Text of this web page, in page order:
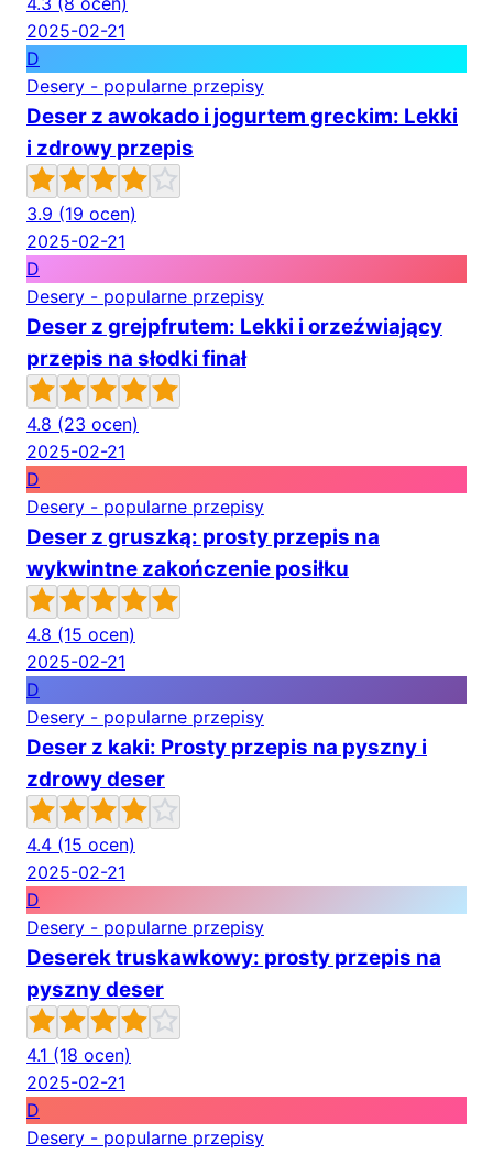
2025-02-21
D
Desery - popularne przepisy
Deser z awokado i jogurtem greckim: Lekki
i zdrowy przepis
3.9 (19 ocen)
2025-02-21
D
Desery - popularne przepisy
Deser z grejpfrutem: Lekki i orzeźwiający
przepis na słodki finał
4.8 (23 ocen)
2025-02-21
D
Desery - popularne przepisy
Deser z gruszką: prosty przepis na
wykwintne zakończenie posiłku
4.8 (15 ocen)
2025-02-21
D
Desery - popularne przepisy
Deser z kaki: Prosty przepis na pyszny i
zdrowy deser
4.4 (15 ocen)
2025-02-21
D
Desery - popularne przepisy
Deserek truskawkowy: prosty przepis na
pyszny deser
4.1 (18 ocen)
2025-02-21
D
Desery - popularne przepisy